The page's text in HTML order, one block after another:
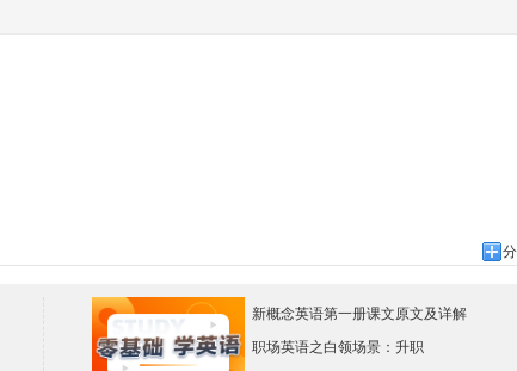
新概念英语第一册课文原文及详解
职场英语之白领场景：升职